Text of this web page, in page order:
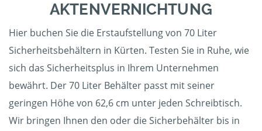
KTENVERNICHTUNG
Hier buchen Sie die Erstaufstellung von 70 Liter
Sicherheitsbehältern in Kürten. Testen Sie in Ruhe, wie
sich das Sicherheitsplus in Ihrem Unternehmen
bewährt. Der 70 Liter Behälter passt mit seiner
geringen Höhe von 62,6 cm unter jeden Schreibtisch.
Wir bringen Ihnen den oder die Sicherbehälter bis in